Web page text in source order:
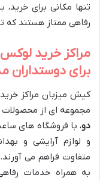
تنها مکانی برای
رفاهی ممتاز هستند که
مراکز خرید
برای دوستداران
کیش میزبان مراکز
مجموعه ای از محصولات
دو، با فروشگاه های
و لوازم آرایشی و
متفاوت فراهم می
به همراه خدمات